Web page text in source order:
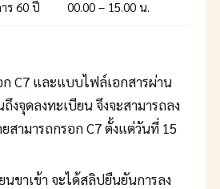
ร 60 ปี
00.00 – 15.00 น.
C7 และแบบไฟล์เอกสารผ่าน
งจุดลงทะเบียน จึงจะสามารถลง
สามารถกรอก C7 ตั้งแต่วันที่ 15
นขาเข้า จะได้สลิปยืนยันการลง